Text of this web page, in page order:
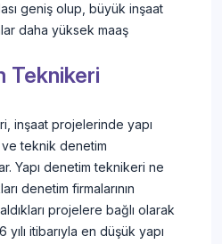
geniş olup, büyük inşaat
daha yüksek maaş
Teknikeri
inşaat projelerinde yapı
teknik denetim
Yapı denetim teknikeri ne
denetim firmalarının
projelere bağlı olarak
itibarıyla en düşük yapı